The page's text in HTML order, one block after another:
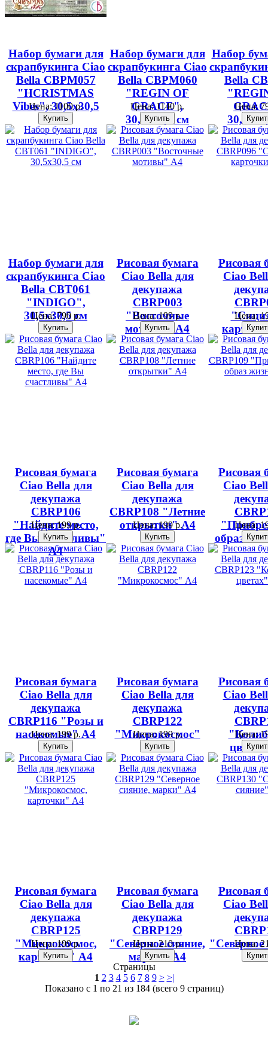
Набор бумаги для
скрапбукинга Ciao
Bella CBPM057
"HCRISTMAS
Vibes", 30,5х30,5
см
Цена:1100 р.
Набор бумаги для
скрапбукинга Ciao
Bella CBPM060
"REGIN OF
GRACE",
30,5х30,5 см
Цена:1140 р.
Набор
Bella
Цена:
Набор бумаги для
скрапбукинга Ciao
Bella CBT061
"INDIGO",
30,5х30,5 см
Цена:790 р.
Рисовая бумага
Ciao Bella для
декупажа
CBRP003
"Восточные
мотивы" А4
Цена:199 р.
Рисовая
Ciao
Цена:
Рисовая бумага
Ciao Bella для
декупажа
CBRP106
"Найдите место,
где Вы счастливы"
А4
Цена:199 р.
Рисовая бумага
Ciao Bella для
декупажа
CBRP108 "Летние
открытки" А4
Цена:199 р.
Рисовая
Ciao
образ
Цена:
Рисовая бумага
Ciao Bella для
декупажа
CBRP116 "Розы и
насекомые" А4
Цена:199 р.
Рисовая бумага
Ciao Bella для
декупажа
CBRP122
"Микрокосмос"
А4
Цена:199 р.
Рисовая
Ciao
Цена:
Рисовая бумага
Ciao Bella для
декупажа
CBRP125
"Микрокосмос,
карточки" А4
Цена:199 р.
Рисовая бумага
Ciao Bella для
декупажа
CBRP129
"Северное сияние,
марки" А4
Цена:210 р.
Рисовая
Ciao
"Северное
А4
Цена:
Страницы
1 2 3 4 5 6 7 8 9 > >|
Показано с 1 по 21 из 184 (всего 9 страниц)